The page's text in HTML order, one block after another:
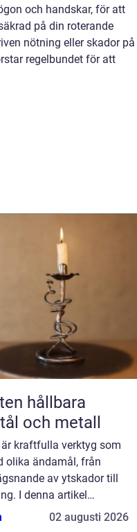
och handskar, för att
på din roterande
nötning eller skador på
regelbundet för att
och metall
kraftfulla verktyg som
olika ändamål, från
av ytskador till
I denna artikel
fördelarna med ...
02 augusti 2026